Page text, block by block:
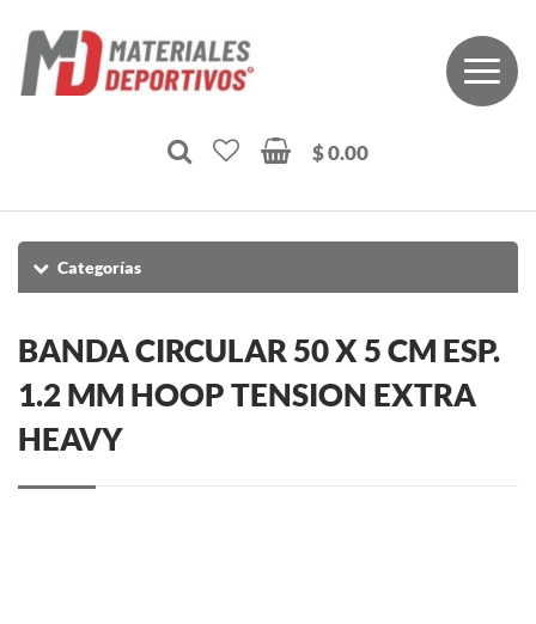
$ 0.00
Categorías
BANDA CIRCULAR 50 X 5 CM ESP.
1.2 MM HOOP TENSION EXTRA
HEAVY